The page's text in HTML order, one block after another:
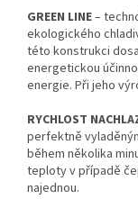
GREEN LINE–
ekologického
této konstrukci
energetickou
energie. Při jeho
RYCHLOST
perfektně
během několika
teploty v případě
najednou.